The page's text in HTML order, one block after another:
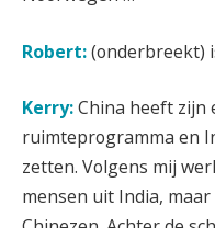
Robert:(onderbreekt)
Kerry:China heeft zijn
ruimteprogramma en
zetten. Volgens mij
mensen uit India,